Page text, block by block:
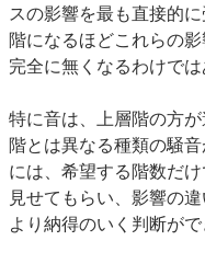
スの影響を最も直接的
階になるほどこれらの
完全に無くなるわけでは
特に音は、上層階の方
階とは異なる種類の騒
には、希望する階数だ
見せてもらい、影響の
より納得のいく判断がで